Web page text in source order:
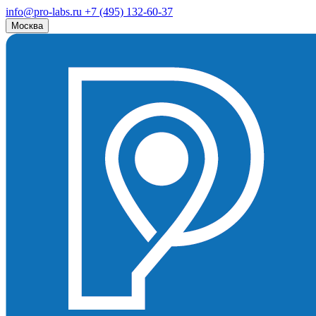
info@pro-labs.ru +7 (495) 132-60-37
Москва